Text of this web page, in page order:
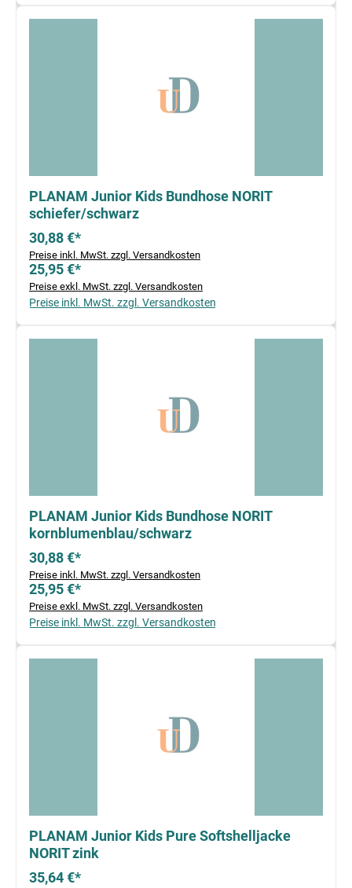
PLANAM Junior Kids Bundhose NORIT
schiefer/schwarz
30,88 €*
Preise inkl. MwSt. zzgl. Versandkosten
25,95 €*
Preise exkl. MwSt. zzgl. Versandkosten
Preise inkl. MwSt. zzgl. Versandkosten
PLANAM Junior Kids Bundhose NORIT
kornblumenblau/schwarz
30,88 €*
Preise inkl. MwSt. zzgl. Versandkosten
25,95 €*
Preise exkl. MwSt. zzgl. Versandkosten
Preise inkl. MwSt. zzgl. Versandkosten
PLANAM Junior Kids Pure Softshelljacke
NORIT zink
35,64 €*